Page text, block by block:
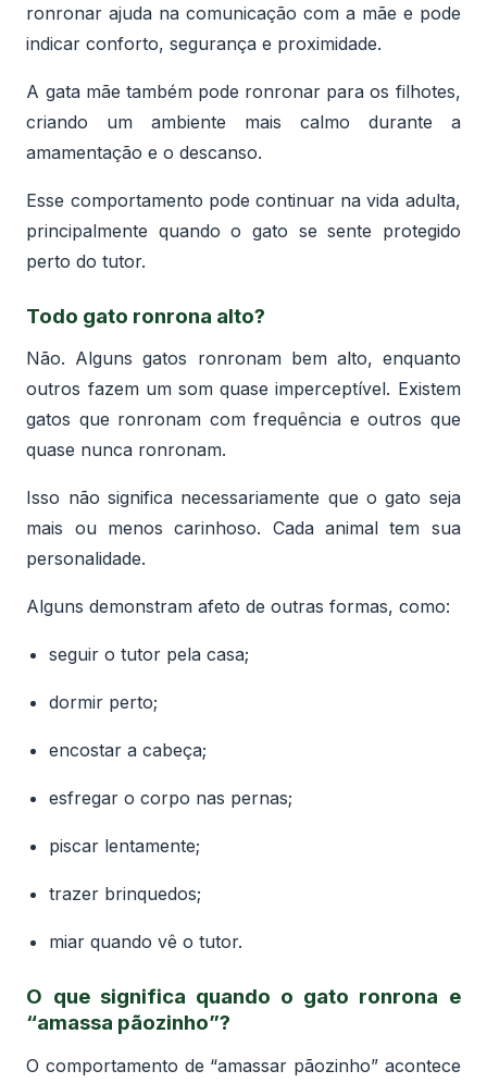
ronronar ajuda na comunicação com a mãe e pode
indicar conforto, segurança e proximidade.
A gata mãe também pode ronronar para os filhotes,
criando um ambiente mais calmo durante a
amamentação e o descanso.
Esse comportamento pode continuar na vida adulta,
principalmente quando o gato se sente protegido
perto do tutor.
Todo gato ronrona alto?
Não. Alguns gatos ronronam bem alto, enquanto
outros fazem um som quase imperceptível. Existem
gatos que ronronam com frequência e outros que
quase nunca ronronam.
Isso não significa necessariamente que o gato seja
mais ou menos carinhoso. Cada animal tem sua
personalidade.
Alguns demonstram afeto de outras formas, como:
seguir o tutor pela casa;
dormir perto;
encostar a cabeça;
esfregar o corpo nas pernas;
piscar lentamente;
trazer brinquedos;
miar quando vê o tutor.
O que significa quando o gato ronrona e
“amassa pãozinho”?
O comportamento de “amassar pãozinho” acontece